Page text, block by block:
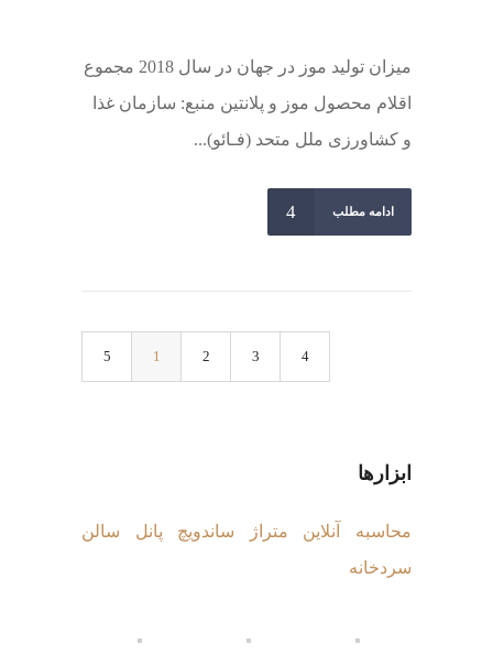
میزان تولید موز در جهان در سال 2018 مجموع
اقلام محصول موز و پلانتین منبع: سازمان غذا
و کشاورزی ملل متحد (فـائو)...
ادامه مطلب
1 2 3
ابزارها
محاسبه آنلاین متراژ ساندویچ پانل سالن
سردخانه